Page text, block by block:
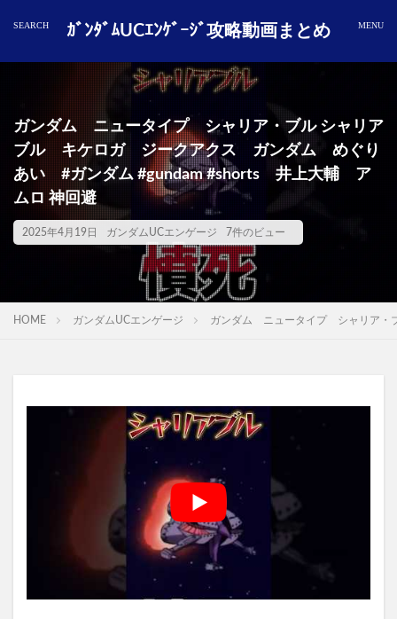
ｶﾞﾝﾀﾞﾑUCｴﾝｹﾞｰｼﾞ攻略動画まとめ
ガンダム ニュータイプ シャリア・ブル シャリア
ブル キケロガ ジークアクス ガンダム めぐり
あい #ガンダム #gundam #shorts 井上大輔 ア
ムロ 神回避
2025年4月19日 ガンダムUCエンゲージ 7件のビュー
HOME ガンダムUCエンゲージ ガンダム ニュータイプ シャリア